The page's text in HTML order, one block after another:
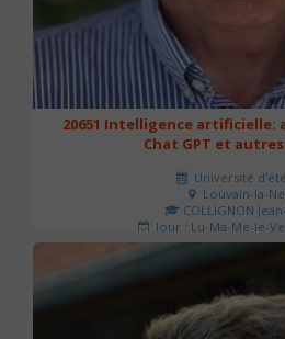
20651 Intelligence
Chat GPT et
Université
Louvain-la-
COLLIGNON
Jour : Lu-Ma-Me-Je-
Nombre de